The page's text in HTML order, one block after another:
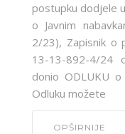
postupku dodjele
o Javnim
2/23), Zapisnik o
13-13-892-4/24
donio ODLUKU
Odluku možete
OPŠIRNIJE